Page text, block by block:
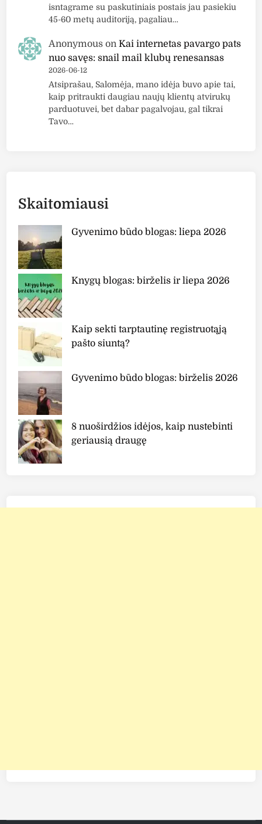
isntagrame su paskutiniais postais jau pasiekiu
45-60 metų auditoriją, pagaliau…
Anonymous onKai internetas pavargo pats
nuo savęs: snail mail klubų renesansas
2026-06-12
Atsiprašau, Salomėja, mano idėja buvo apie tai,
kaip pritraukti daugiau naujų klientų atvirukų
parduotuvei, bet dabar pagalvojau, gal tikrai
Tavo…
Skaitomiausi
Gyvenimo būdo blogas: liepa 2026
Knygų blogas: birželis ir liepa 2026
Kaip sekti tarptautinę registruotąją
pašto siuntą?
Gyvenimo būdo blogas: birželis 2026
8 nuoširdžios idėjos, kaip nustebinti
geriausią draugę